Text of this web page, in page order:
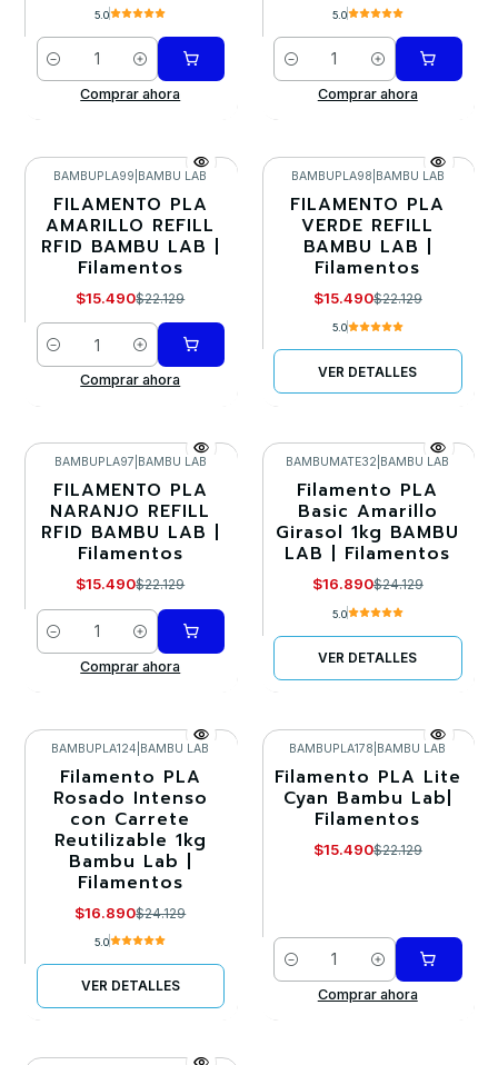
5.0
Cantidad
Comprar ahora
5.0
Cantidad
Comprar ahora
-30%
BAMBUPLA99 BAMBU LAB
FILAMENTO PLA
AMARILLO REFILL
RFID BAMBU LAB |
Filamentos
$15.490$22.129
Cantidad
Comprar ahora
-30%
Agotado
BAMBUPLA98 BAMBU LAB
FILAMENTO PLA
VERDE REFILL
BAMBU LAB |
Filamentos
$15.490$22.129
5.0
VER DETALLES
-30%
BAMBUPLA97 BAMBU LAB
FILAMENTO PLA
NARANJO REFILL
RFID BAMBU LAB |
Filamentos
$15.490$22.129
Cantidad
Comprar ahora
-30%
Agotado
BAMBUMATE32 BAMBU LAB
Filamento PLA
Basic Amarillo
Girasol 1kg BAMBU
LAB | Filamentos
$16.890$24.129
5.0
VER DETALLES
-30%
Agotado
BAMBUPLA124 BAMBU LAB
Filamento PLA
Rosado Intenso
con Carrete
Reutilizable 1kg
Bambu Lab |
Filamentos
$16.890$24.129
5.0
VER DETALLES
-30%
BAMBUPLA178 BAMBU LAB
Filamento PLA Lite
Cyan Bambu Lab|
Filamentos
$15.490$22.129
Cantidad
Comprar ahora